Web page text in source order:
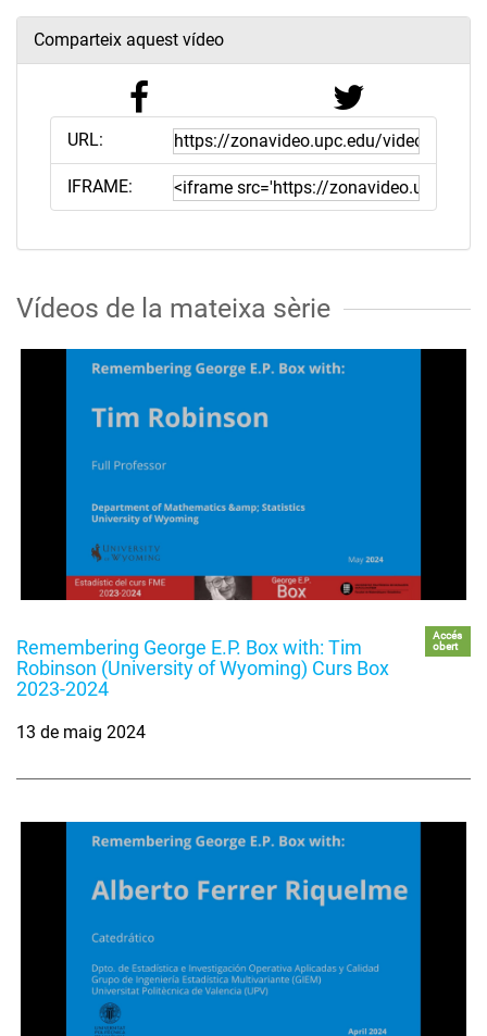
Comparteix aquest vídeo
URL:
IFRAME:
Vídeos de la mateixa sèrie
Remembering George E.P. Box with: Tim
Robinson (University of Wyoming) Curs Box
2023-2024
Accés
obert
13 de maig 2024